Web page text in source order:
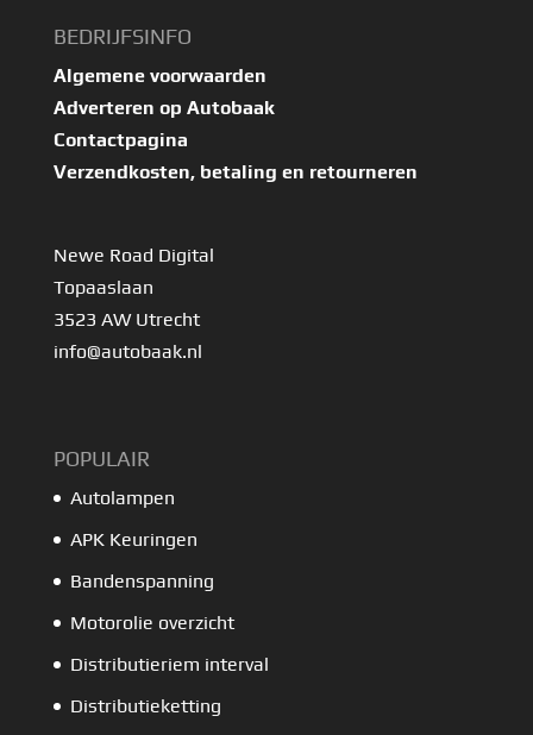
BEDRIJFSINFO
Algemene voorwaarden
Adverteren op Autobaak
Contactpagina
Verzendkosten, betaling en retourneren
Newe Road Digital
Topaaslaan
3523 AW Utrecht
info@autobaak.nl
POPULAIR
Autolampen
APK Keuringen
Bandenspanning
Motorolie overzicht
Distributieriem interval
Distributieketting